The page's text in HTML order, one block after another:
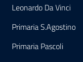
Leonardo Da Vinci
Primaria S.Agostino
Primaria Pascoli